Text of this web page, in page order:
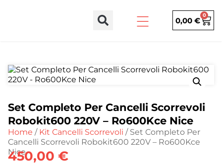
0,00 €
0
Set Completo Per Cancelli Scorrevoli
Robokit600 220V – Ro600Kce Nice
Home / Kit Cancelli Scorrevoli / Set Completo Per
Cancelli Scorrevoli Robokit600 220V – Ro600Kce
Nice
450,00 €